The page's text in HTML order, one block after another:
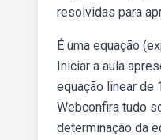
resolvidas para
É uma equação
Iniciar a aula
equação linear de
Webconfira tudo
determinação da